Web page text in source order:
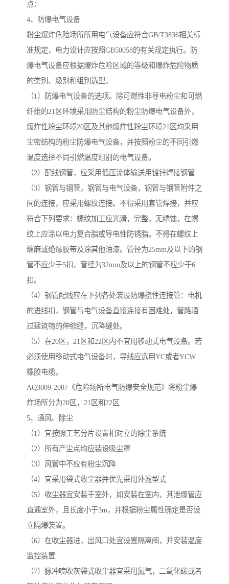
点：
4、防爆电气设备
粉尘爆炸危险场所所用电气设备应符合GB/T3836相关标
准规定，电力设计应按照GB50058的有关规定执行。防
爆电气设备应根据爆炸危险区域的等级和爆炸危险物质
的类别、级别和组别选型。
（1）防爆电气设备的选项。除可燃性非导电粉尘和可燃
纤维的21区环境采用防尘结构的粉尘防爆电气设备外，
爆炸性粉尘环境20区及其他爆炸性粉尘环境21区均采用
尘密结构的粉尘防爆电气设备，并按照粉尘的不同引燃
温度选择不同引燃温度组别的电气设备。
（2）配线钢管，应采用低压流体输送用镀锌焊接钢管
（3）钢管与钢管，钢管与电气设备，钢管与钢管附件之
间的连接，应采用螺纹连接。不得采用套管焊接，并应
符合下列要求：螺纹加工应光滑，完整，无绣蚀，在螺
纹上应涂以电力复合脂或导电性防锈脂。不得在螺纹上
缠麻或绝缘胶带及涂其他油漆。管径为25mm及以下的钢
管不应少于5扣，管径为32mm及以上的钢管不应少于6
扣。
（4）钢管配线应在下列各处装设防爆挠性连接管：电机
的进线扣，钢管与电气设备直接连接有困难处，管路通
过建筑物的伸缩缝，沉降缝处。
（5）在20区，21区和22区内不宜用移动式电气设备。若
必须使用移动式电气设备时，导线应选用YC或者YCW
橡胶电缆。
AQ3009-2007《危险场所电气防爆安全规范》将粉尘爆
炸场所分为20区，21区和22区
5、通风、除尘
（1）宜按照工艺分片设置相对立的除尘系统
（2）所有产尘点均应装设吸尘罩
（3）风管中不应有粉尘沉降
（4）宜采用袋式收尘器并优先采用外滤型式
（5）收尘器宜安装于室外，如安装在室内，其泄爆管应
直通室外，且长度小于3m，并根据粉尘属性确定是否设
立隔爆装置。
（6）在收尘器进，出风口处宜设置隔离阀，并安装温度
监控装置
（7）脉冲喷吹灰袋式收尘器宜采用氮气，二氧化碳或者